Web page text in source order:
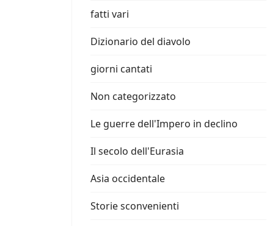
fatti vari
Dizionario del diavolo
giorni cantati
Non categorizzato
Le guerre dell'Impero in declino
Il secolo dell'Eurasia
Asia occidentale
Storie sconvenienti